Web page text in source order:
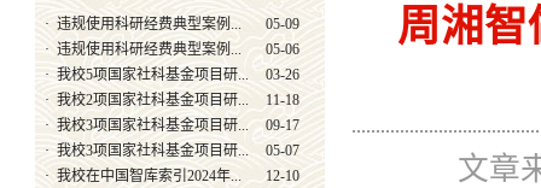
· 违规使用科研经费典型案例...
05-09
· 违规使用科研经费典型案例...
05-06
· 我校5项国家社科基金项目研...
03-26
· 我校2项国家社科基金项目研...
11-18
· 我校3项国家社科基金项目研...
09-17
· 我校3项国家社科基金项目研...
05-07
· 我校在中国智库索引2024年...
12-10
周湘智
文章